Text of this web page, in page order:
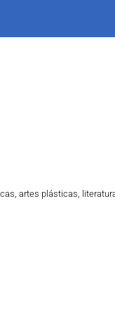
artes plásticas,